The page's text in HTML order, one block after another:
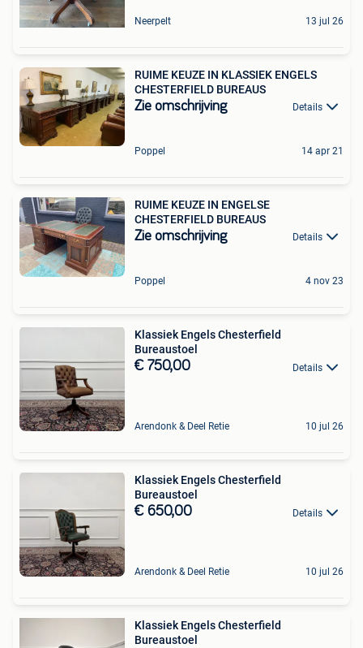
Neerpelt 13 jul 26
RUIME KEUZE IN KLASSIEK ENGELS
CHESTERFIELD BUREAUS
Zie omschrijving Details
Poppel 14 apr 21
RUIME KEUZE IN ENGELSE
CHESTERFIELD BUREAUS
Zie omschrijving Details
Poppel 4 nov 23
Klassiek Engels Chesterfield
Bureaustoel
€ 750,00 Details
Arendonk & Deel Retie 10 jul 26
Klassiek Engels Chesterfield
Bureaustoel
€ 650,00 Details
Arendonk & Deel Retie 10 jul 26
Klassiek Engels Chesterfield
Bureaustoel